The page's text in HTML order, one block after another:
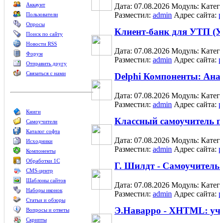
Аккаунт
Пользователи
Опросы
Поиск по сайту
Новости RSS
Форум
Отправить другу
Связаться с нами
Книги
Самоучители
Каталог софта
Исходники
Компоненты
Обработки 1С
CMS-центр
Шаблоны сайтов
Наборы иконок
Статьи и обзоры
Вопросы и ответы
Скрипты
Дата: 07.08.2026 Модуль:
Разместил: admin Адрес сайта:
Клиент-банк для УТП
Дата: 07.08.2026 Модуль:
Разместил: admin Адрес сайта:
Delphi Компоненты:
Дата: 07.08.2026 Модуль:
Разместил: admin Адрес сайта:
Классный самоучитель
Дата: 07.08.2026 Модуль:
Разместил: admin Адрес сайта:
Г. Шилдт -
Дата: 07.08.2026 Модуль:
Разместил: admin Адрес сайта:
Э.Наварро - XHTML: